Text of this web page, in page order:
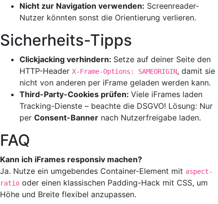
Nicht zur Navigation verwenden: Screenreader-
Nutzer könnten sonst die Orientierung verlieren.
Sicherheits-Tipps
Clickjacking verhindern: Setze auf deiner Seite den
HTTP-Header X-Frame-Options: SAMEORIGIN, damit sie
nicht von anderen per iFrame geladen werden kann.
Third-Party-Cookies prüfen: Viele iFrames laden
Tracking-Dienste – beachte die DSGVO! Lösung: Nur
per Consent-Banner nach Nutzerfreigabe laden.
FAQ
Kann ich iFrames responsiv machen?
Ja. Nutze ein umgebendes Container-Element mit aspect-
ratio oder einen klassischen Padding-Hack mit CSS, um
Höhe und Breite flexibel anzupassen.